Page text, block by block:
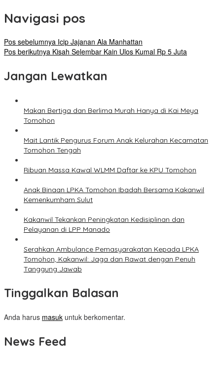
Navigasi pos
Pos sebelumnya Icip Jajanan Ala Manhattan
Pos berikutnya Kisah Selembar Kain Ulos Kumal Rp 5 Juta
Jangan Lewatkan
Makan Bertiga dan Berlima Murah Hanya di Kai Meya
Tomohon
Mait Lantik Pengurus Forum Anak Kelurahan Kecamatan
Tomohon Tengah
Ribuan Massa Kawal WLMM Daftar ke KPU Tomohon
Anak Binaan LPKA Tomohon Ibadah Bersama Kakanwil
Kemenkumham Sulut
Kakanwil Tekankan Peningkatan Kedisiplinan dan
Pelayanan di LPP Manado
Serahkan Ambulance Pemasyarakatan Kepada LPKA
Tomohon, Kakanwil: Jaga dan Rawat dengan Penuh
Tanggung Jawab
Tinggalkan Balasan
Anda harus masuk untuk berkomentar.
News Feed